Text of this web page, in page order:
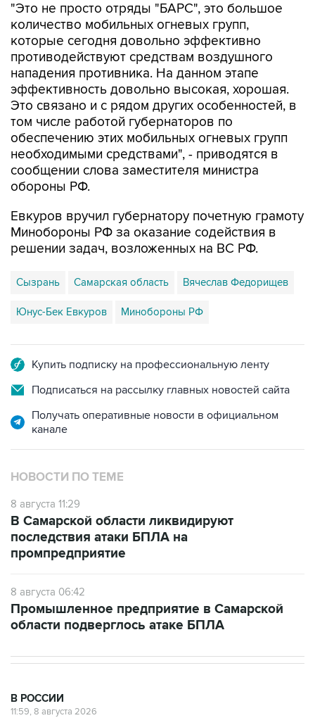
"Это не просто отряды "БАРС", это большое
количество мобильных огневых групп,
которые сегодня довольно эффективно
противодействуют средствам воздушного
нападения противника. На данном этапе
эффективность довольно высокая, хорошая.
Это связано и с рядом других особенностей, в
том числе работой губернаторов по
обеспечению этих мобильных огневых групп
необходимыми средствами", - приводятся в
сообщении слова заместителя министра
обороны РФ.
Евкуров вручил губернатору почетную грамоту
Минобороны РФ за оказание содействия в
решении задач, возложенных на ВС РФ.
Сызрань Самарская область Вячеслав Федорищев
Юнус-Бек Евкуров Минобороны РФ
Купить подписку на профессиональную ленту
Подписаться на рассылку главных новостей сайта
Получать оперативные новости в официальном
канале
НОВОСТИ ПО ТЕМЕ
8 августа 11:29
В Самарской области ликвидируют
последствия атаки БПЛА на
промпредприятие
8 августа 06:42
Промышленное предприятие в Самарской
области подверглось атаке БПЛА
В РОССИИ
11:59, 8 августа 2026